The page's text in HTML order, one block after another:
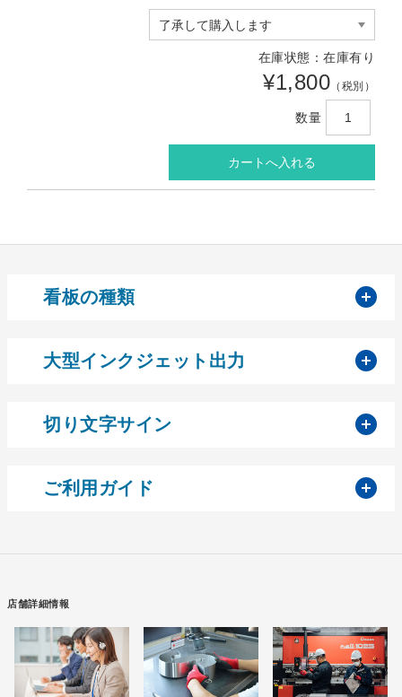
在庫状態：在庫有り
¥1,800 （税別）
数量
看板の種類
大型インクジェット出力
切り文字サイン
ご利用ガイド
店舗詳細情報